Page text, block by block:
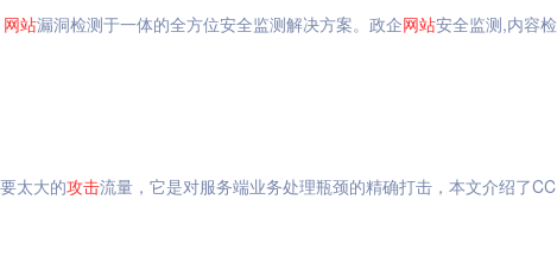
网站漏洞检测于一体的全方位安全监测解决方案。政企网站安全监测,内容检
太大的攻击流量，它是对服务端业务处理瓶颈的精确打击，本文介绍了CC